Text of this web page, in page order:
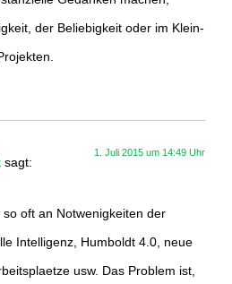
der Beliebigkeit oder im Klein-
sagt:
1. Juli 2015 um 14:49 Uhr
oft an Notwenigkeiten der
Intelligenz, Humboldt 4.0, neue
usw. Das Problem ist,